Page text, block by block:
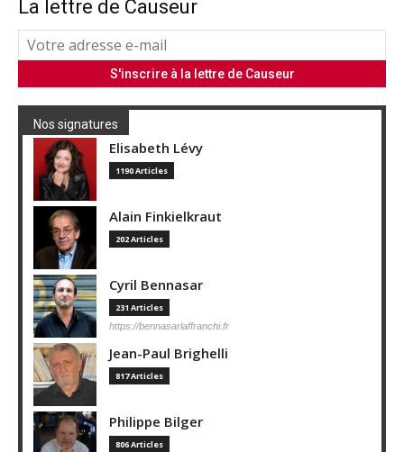
La lettre de Causeur
Nos signatures
Elisabeth Lévy
1190 Articles
Alain Finkielkraut
202 Articles
Cyril Bennasar
231 Articles
https://bennasarlaffranchi.fr
Jean-Paul Brighelli
817 Articles
Philippe Bilger
806 Articles